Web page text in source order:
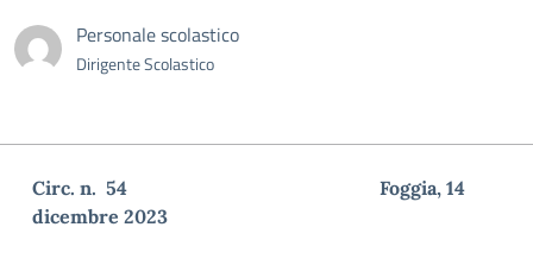
Personale scolastico
Dirigente Scolastico
Circ. n. 54 Foggia, 14
dicembre 2023